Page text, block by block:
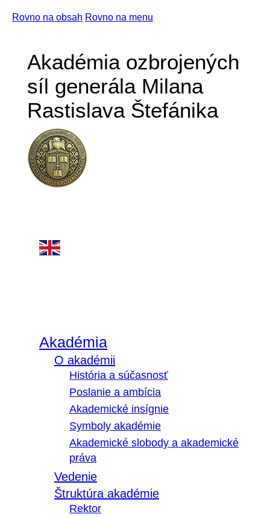
Rovno na obsah Rovno na menu
Akadémia ozbrojených
síl generála Milana
Rastislava Štefánika
Akadémia
O akadémii
História a súčasnosť
Poslanie a ambícia
Akademické insígnie
Symboly akadémie
Akademické slobody a akademické
práva
Vedenie
Štruktúra akadémie
Rektor